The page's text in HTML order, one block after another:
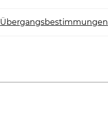
Übergangsbestimmungen